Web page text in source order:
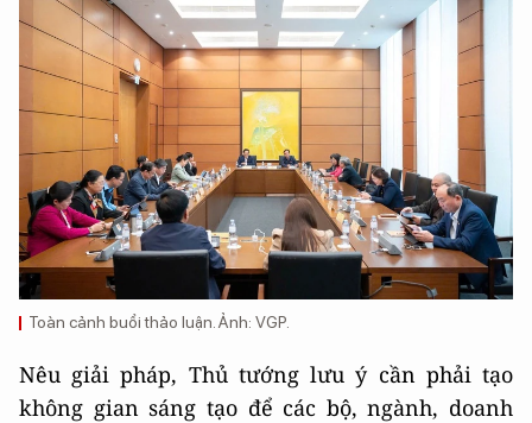
Toàn cảnh buổi thảo luận. Ảnh: VGP.
Nêu giải pháp, Thủ tướng lưu ý cần phải tạo
không gian sáng tạo để các bộ, ngành, doanh